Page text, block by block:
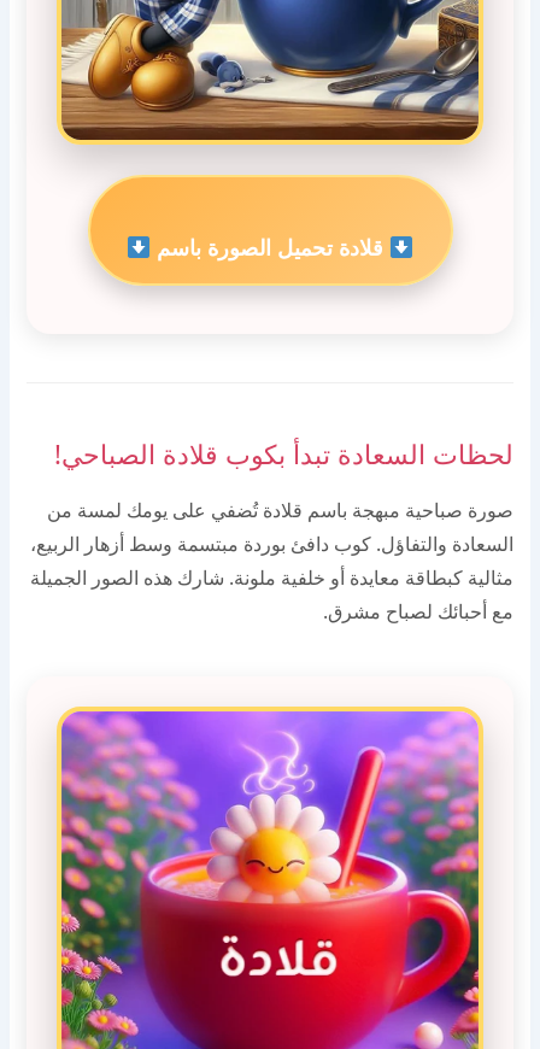
قلادة تحميل الصورة باسم
لحظات السعادة تبدأ بكوب قلادة الصباحي!
صورة صباحية مبهجة باسم قلادة تُضفي على يومك لمسة من
السعادة والتفاؤل. كوب دافئ بوردة مبتسمة وسط أزهار الربيع،
مثالية كبطاقة معايدة أو خلفية ملونة. شارك هذه الصور الجميلة
مع أحبائك لصباح مشرق.